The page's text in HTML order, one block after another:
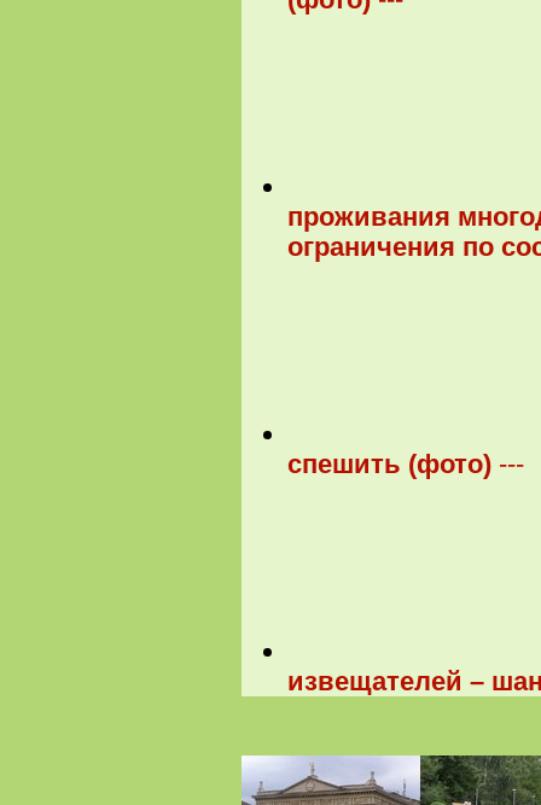
проживания
ограничения по
спешить (фото) ---
извещателей –